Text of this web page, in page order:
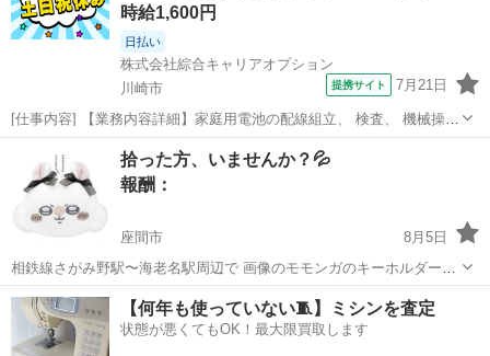
時給1,600円
日払い
株式会社綜合キャリアオプション
川崎市
提携サイト 7月21日
[仕事内容] 【業務内容詳細】家庭用電池の配線組立、 検査、 機械操
作、 工場清掃業務。 主に機械操作業務に従事いただきます。 機械の
エラーが起きた際に、 機械の再稼働処理など。 工場内はクリーンルー
ム内での作業になります。...
川崎市 工場
拾った方、いませんか？💦
報酬：
座間市
8月5日
相鉄線さがみ野駅〜海老名駅周辺で 画像のモモンガのキーホルダーミ
ラーを娘が落としてしまったみたいです💦 拾った方または見かけた
方、いましたらご連絡ください、
神奈川 座間市 手伝って/助けて モモンガ
【何年も使っていない🧵】ミシンを査定
状態が悪くてもOK！最大限買取します